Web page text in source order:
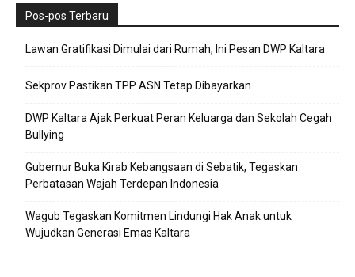
Pos-pos Terbaru
Lawan Gratifikasi Dimulai dari Rumah, Ini Pesan DWP Kaltara
Sekprov Pastikan TPP ASN Tetap Dibayarkan
DWP Kaltara Ajak Perkuat Peran Keluarga dan Sekolah Cegah
Bullying
Gubernur Buka Kirab Kebangsaan di Sebatik, Tegaskan
Perbatasan Wajah Terdepan Indonesia
Wagub Tegaskan Komitmen Lindungi Hak Anak untuk
Wujudkan Generasi Emas Kaltara